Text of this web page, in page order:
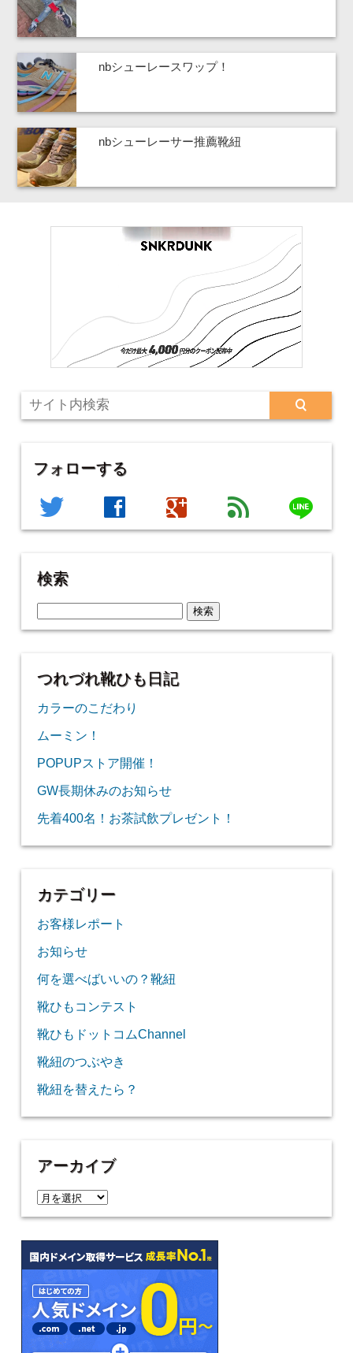
nbシューレースワップ！
nbシューレーサー推薦靴紐
フォローする
twitter facebook google feed line
検索
索:
つれづれ靴ひも日記
カラーのこだわり
ムーミン！
POPUPストア開催！
GW長期休みのお知らせ
先着400名！お茶試飲プレゼント！
カテゴリー
お客様レポート
お知らせ
何を選べばいいの？靴紐
靴ひもコンテスト
靴ひもドットコムChannel
靴紐のつぶやき
靴紐を替えたら？
アーカイブ
ア
ー
カ
イ
ブ